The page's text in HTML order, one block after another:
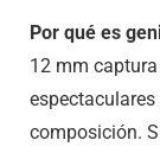
Por qué es
12 mm
composición.